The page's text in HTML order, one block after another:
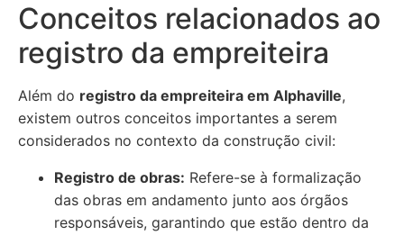
Conceitos relacionados ao
registro da empreiteira
Além do registro da empreiteira em Alphaville,
existem outros conceitos importantes a serem
considerados no contexto da construção civil:
Registro de obras: Refere-se à formalização
das obras em andamento junto aos órgãos
responsáveis, garantindo que estão dentro da